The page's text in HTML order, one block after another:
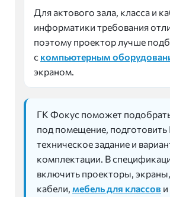
Для актового зала, класса и
информатики требования
поэтому проектор лучше
с компьютерным
экраном.
ГК Фокус поможет
под помещение,
техническое задание и
комплектации. В
включить проекторы,
кабели, мебель для классов